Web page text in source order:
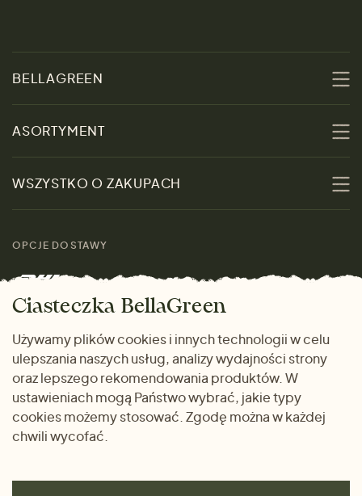
BELLAGREEN
Zrównoważoność
Skontaktuj się z nami
Marki
ASORTYMENT
Kobiety
Mężczyźni
Prezenty
WSZYSTKO O ZAKUPACH
rozmiarach
Zwrot towaru
Dlaczego warto kupować
u nas
OPCJE DOSTAWY
METODY PŁATNOŚCI
Ciasteczka BellaGreen
Używamy plików cookies i innych technologii w celu
ulepszania naszych usług, analizy wydajności strony
oraz lepszego rekomendowania produktów. W
ustawieniach mogą Państwo wybrać, jakie typy
cookies możemy stosować. Zgodę można w każdej
chwili wycofać.